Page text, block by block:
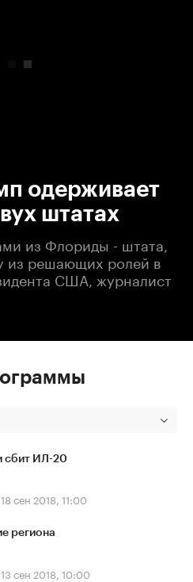
одерживает
штатах
из Флориды - штата,
из решающих ролей в
США, журналист
сбит ИЛ-20
18 сен 2018, 11:00
региона
13 сен 2018, 10:00